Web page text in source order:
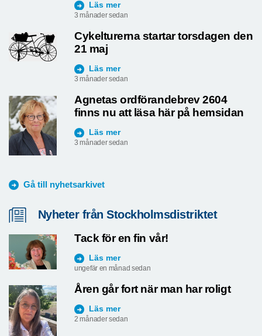
Läs mer
3 månader sedan
Cykelturerna startar torsdagen den
21 maj
Läs mer
3 månader sedan
Agnetas ordförandebrev 2604
finns nu att läsa här på hemsidan
Läs mer
3 månader sedan
Gå till nyhetsarkivet
Nyheter från Stockholmsdistriktet
Tack för en fin vår!
Läs mer
ungefär en månad sedan
Åren går fort när man har roligt
Läs mer
2 månader sedan